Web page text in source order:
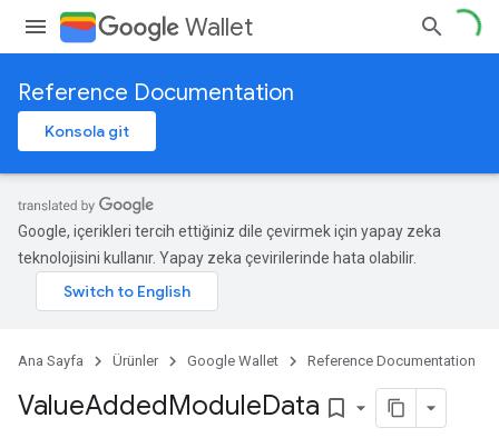
Wallet
Reference Documentation
Konsola git
Google, içerikleri tercih ettiğiniz dile çevirmek için yapay zeka
teknolojisini kullanır. Yapay zeka çevirilerinde hata olabilir.
Ana Sayfa Ürünler Google Wallet Reference Documentation
ValueAddedModuleData bookmark_border